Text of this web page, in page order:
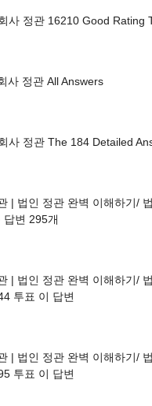
사 정관 16210 Good Rating
사 정관 All Answers
사 정관 The 184 Detailed
| 법인 정관 완벽 이해하기/
답변 295개
| 법인 정관 완벽 이해하기/
투표 이 답변
| 법인 정관 완벽 이해하기/
투표 이 답변